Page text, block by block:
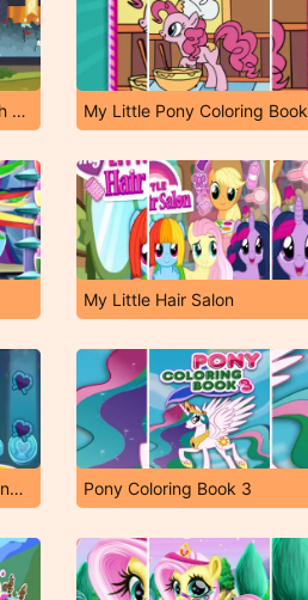
My Little Pony Rainbow Dash Equestria Race My Little Pony Coloring Book
My Little Hair Salon
Twilight Sparkle Surprise Dance Party Pony Coloring Book 3